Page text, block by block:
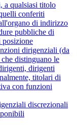
a qualsiasi titolo
conferiti
di indirizzo
pubbliche di
posizione
dirigenziali (da
distinguano le
dirigenti
titolari di
con funzioni
discrezionali